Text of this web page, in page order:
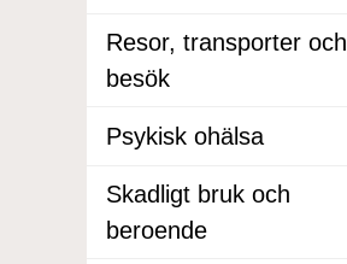
Resor, transporter och
besök
Psykisk ohälsa
Skadligt bruk och
beroende